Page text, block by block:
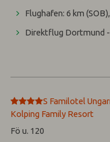
Flughafen: 6 km
Direktflug Dortmund -
****
S Familotel
Kolping Family Resort
Fö u. 120